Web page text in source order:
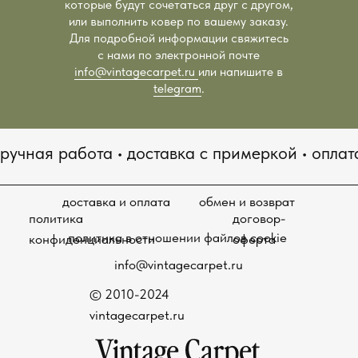
которые будут сочетаться друг с другом,
или выполнить ковер по вашему заказу.
Для подробной информации свяжитесь
с нами по электронной почте
info@vintagecarpet.ru или напишите в
telegram.
© 2010-2024
vintagecarpet.ru